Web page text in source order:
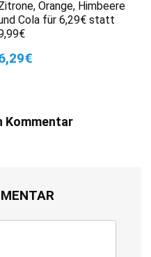
Orange, Himbeere
Cola für 6,29€ statt
Kommentar